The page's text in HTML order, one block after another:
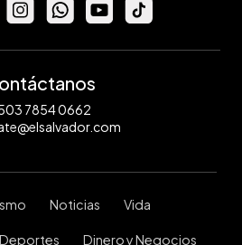
7854 0662
Noticias Vida
Deportes Dinero y Negocios